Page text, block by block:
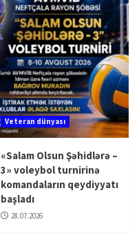
Veteran dünyası
«Salam Olsun Şəhidlərə –
3» voleybol turnirinə
komandaların qeydiyyatı
başladı
28.07.2026